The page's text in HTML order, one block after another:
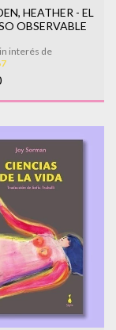
HEATHER - EL
OBSERVABLE
interés de